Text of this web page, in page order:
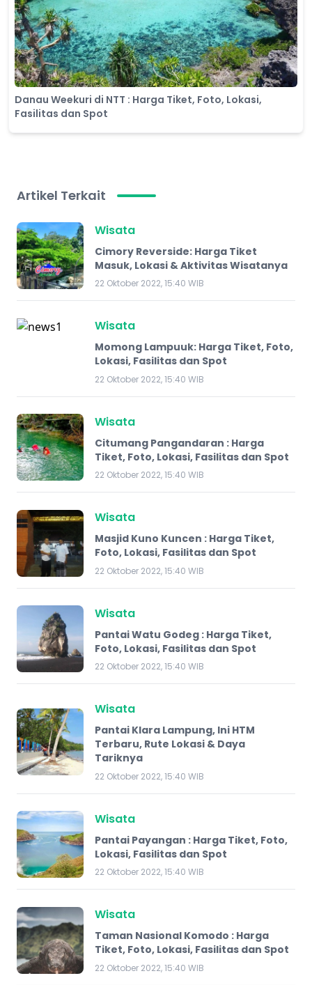
Danau Weekuri di NTT : Harga Tiket, Foto, Lokasi,
Fasilitas dan Spot
Artikel Terkait
Wisata
Cimory Reverside: Harga Tiket
Masuk, Lokasi & Aktivitas Wisatanya
22 Oktober 2022, 15:40 WIB
Wisata
Momong Lampuuk: Harga Tiket, Foto,
Lokasi, Fasilitas dan Spot
22 Oktober 2022, 15:40 WIB
Wisata
Citumang Pangandaran : Harga
Tiket, Foto, Lokasi, Fasilitas dan Spot
22 Oktober 2022, 15:40 WIB
Wisata
Masjid Kuno Kuncen : Harga Tiket,
Foto, Lokasi, Fasilitas dan Spot
22 Oktober 2022, 15:40 WIB
Wisata
Pantai Watu Godeg : Harga Tiket,
Foto, Lokasi, Fasilitas dan Spot
22 Oktober 2022, 15:40 WIB
Wisata
Pantai Klara Lampung, Ini HTM
Terbaru, Rute Lokasi & Daya
Tariknya
22 Oktober 2022, 15:40 WIB
Wisata
Pantai Payangan : Harga Tiket, Foto,
Lokasi, Fasilitas dan Spot
22 Oktober 2022, 15:40 WIB
Wisata
Taman Nasional Komodo : Harga
Tiket, Foto, Lokasi, Fasilitas dan Spot
22 Oktober 2022, 15:40 WIB